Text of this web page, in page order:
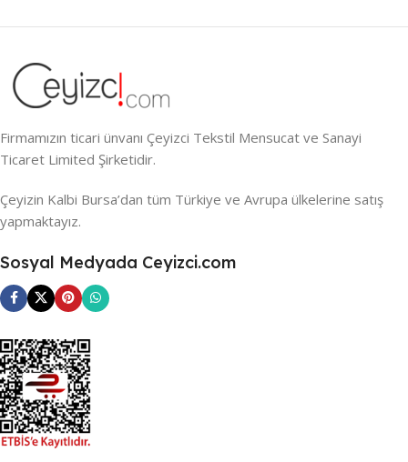
Firmamızın ticari ünvanı Çeyizci Tekstil Mensucat ve Sanayi
Ticaret Limited Şirketidir.
Çeyizin Kalbi Bursa’dan tüm Türkiye ve Avrupa ülkelerine satış
yapmaktayız.
Sosyal Medyada Ceyizci.com